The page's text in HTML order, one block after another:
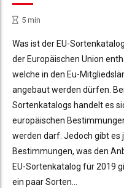
5 min
Was ist der EU-
der Europäischen Union
welche in den Eu-
angebaut werden dürfen.
Sortenkatalogs handelt es
europäischen
werden darf. Jedoch gibt es
Bestimmungen, was den
EU-Sortenkatalog für 2019
ein paar Sorten...